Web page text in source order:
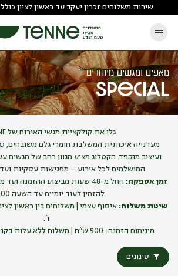
to
content
שירות משלוחים זכרון יעקב עד ראשון לציון
מאפים ומגשים מיוחדים
Special
גלו את קולקציית מגשי האירוח של TENNE –
מעדנייה איכותית המשלבת חומרי גלם
ועיצוב מוקפד. הקטלוג מציע מגוון רחב של מגשים
המושלמים לכל אירוע – מפגישות עסקיות
זמן אספקה:
החל מ-48 שעות מביצוע ההזמנה
להזמין לעוד יומיים עד השעה 16:00.
שיטת משלוח: איסוף עצמי | משלוחים בין ראשון
ו’.
מינימום הזמנה: 500 ש”ח | משלוח ללא עלות בקנייה מעל 1,500 ש”ח.
סינונים